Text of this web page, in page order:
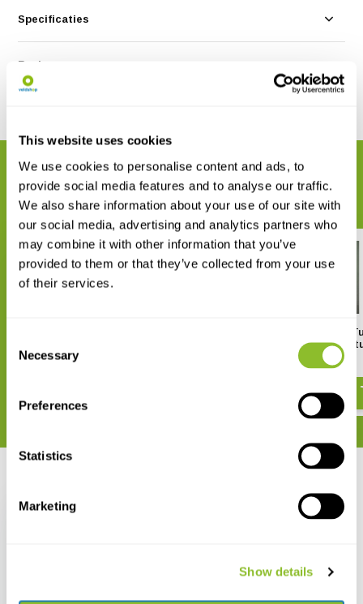
This website uses cookies
We use cookies to personalise content and ads, to
provide social media features and to analyse our traffic.
We also share information about your use of our site with
our social media, advertising and analytics partners who
may combine it with other information that you’ve
provided to them or that they’ve collected from your use
of their services.
Selection
Necessary
Preferences
Statistics
Marketing
Show details
Specificaties
Reviews
GERELATEERDE PRODUCTEN
Maak uw bestelling compleet
Epjes van Eppendorf
Safelock 1,5 ml (100
€ 10,42